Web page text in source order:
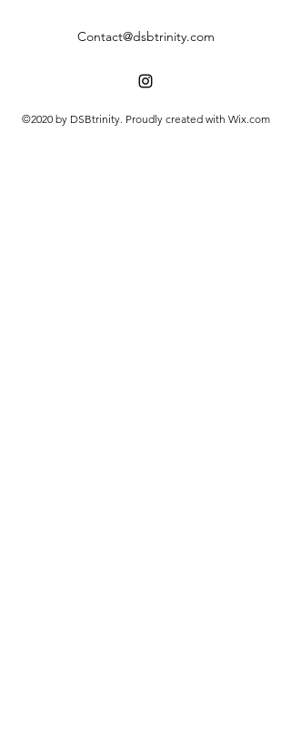
Contact@dsbtrinity.com
©2020 by DSBtrinity. Proudly created with Wix.com